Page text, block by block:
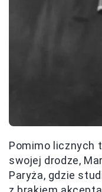
Pomimo licznych
swojej drodze,
Paryża, gdzie